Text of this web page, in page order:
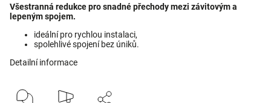
Všestranná redukce pro snadné přechody mezi závitovým a
lepeným spojem.
ideální pro rychlou instalaci,
spolehlivé spojení bez úniků.
Detailní informace